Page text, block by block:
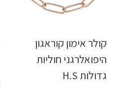
קולר אימון קוראגון
היפואלרגני חוליות
גדולות H.S